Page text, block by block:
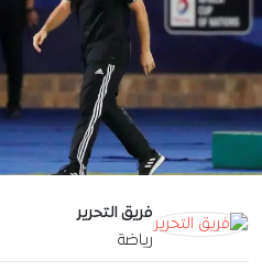
فريق التحرير
رياضة